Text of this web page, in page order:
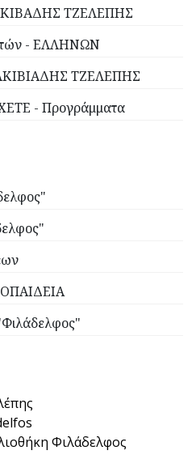
ΤΖΕΛΕΠΗΣ
- ΕΛΛΗΝΩΝ
ΤΖΕΛΕΠΗΣ
- Προγράμματα
Φιλάδελφος